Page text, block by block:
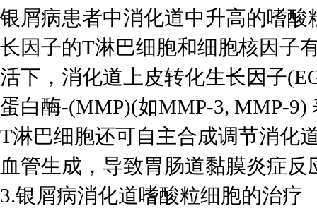
银屑病患者中消化道中升高的嗜
长因子的T淋巴细胞和细胞核因子
活下，消化道上皮转化生长因子
蛋白酶-(MMP)(如MMP-3, MMP-
T淋巴细胞还可自主合成调节消化
血管生成，导致胃肠道黏膜炎症
3.银屑病消化道嗜酸粒细胞的治疗